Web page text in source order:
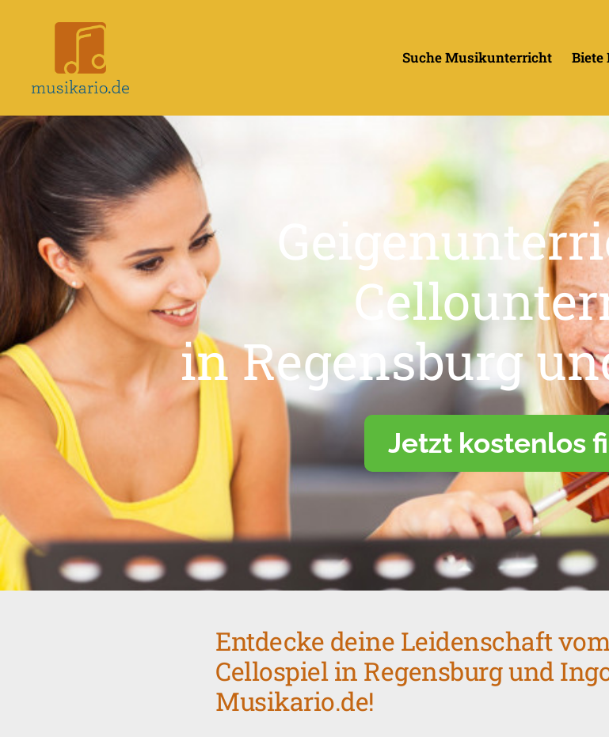
–
Portal
Musikunterricht
Suche Musikunterricht
in Regensburg
Jetzt kostenlos
Entdecke deine Leidenschaft
Cellospiel in Regensburg und
Musikario.de!